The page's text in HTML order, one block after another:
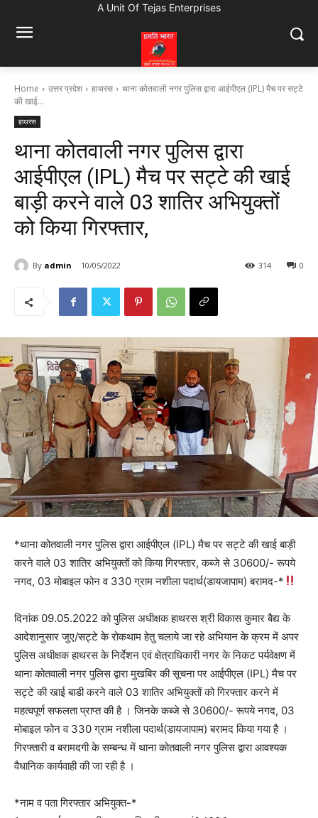
A Unit Of Tejas Enterprises
Home उत्तर प्रदेश हाथरस
थाना कोतवाली नगर पुलिस द्वारा आईपीएल (IPL) मैच पर सट्टे
की खाई...
हाथरस
थाना कोतवाली नगर पुलिस द्वारा
आईपीएल (IPL) मैच पर सट्टे की खाई
बाड़ी करने वाले 03 शातिर अभियुक्तों
को किया गिरफ्तार,
By admin 10/05/2022 0
314
*थाना कोतवाली नगर पुलिस द्वारा आईपीएल (IPL) मैच पर सट्टे की खाई बाड़ी
करने वाले 03 शातिर अभियुक्तों को किया गिरफ्तार, कब्जे से 30600/- रूपये
नगद, 03 मोबाइल फोन व 330 ग्राम नशीला पदार्थ(डायजापाम) बरामद-*
दिनांक 09.05.2022 को पुलिस अधीक्षक हाथरस श्री विकास कुमार बैद्य के
आदेशानुसार जुए/सट्टे के रोकथाम हेतु चलाये जा रहे अभियान के क्रम में अपर
पुलिस अधीक्षक हाथरस के निर्देशन एवं क्षेत्राधिकारी नगर के निकट पर्यवेक्षण में
थाना कोतवाली नगर पुलिस द्वारा मुखबिर की सूचना पर आईपीएल (IPL) मैच पर
सट्टे की खाई बाडी करने वाले 03 शातिर अभियुक्तों को गिरफ्तार करने में
महत्वपूर्ण सफलता प्राप्त की है । जिनके कब्जे से 30600/- रूपये नगद, 03
मोबाइल फोन व 330 ग्राम नशीला पदार्थ(डायजापाम) बरामद किया गया है ।
गिरफ्तारी व बरामदगी के सम्बन्ध में थाना कोतवाली नगर पुलिस द्वारा आवश्यक
वैधानिक कार्यवाही की जा रही है ।
*नाम व पता गिरफ्तार अभियुक्त-*